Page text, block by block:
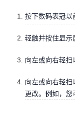
坛
圈
子
的
直
我
的
我
按下数码表冠以
轻触并按住显示
向左或向右轻扫
向左或向右轻
更改。例如，您